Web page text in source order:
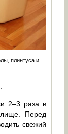
плинтуса и
2–3 раза в
Перед
свежий